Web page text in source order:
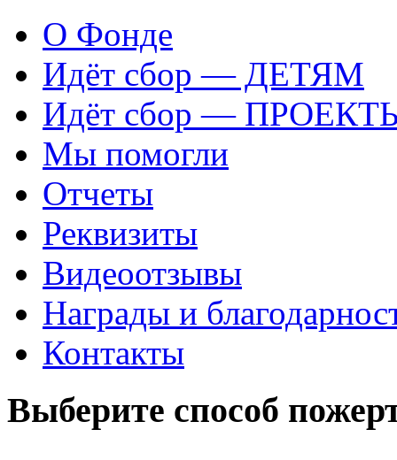
О Фонде
Идёт сбор — ДЕТЯМ
Идёт сбор —
Мы помогли
Отчеты
Реквизиты
Видеоотзывы
Награды и
Контакты
Выберите способ